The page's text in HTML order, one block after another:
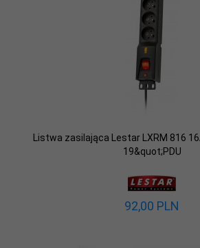
Listwa zasilająca Lestar LXRM 816
19&quot;PDU
92,00 PLN